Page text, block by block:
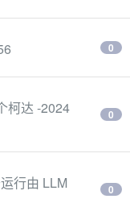
0
柯达 -2024
0
行由 LLM
0